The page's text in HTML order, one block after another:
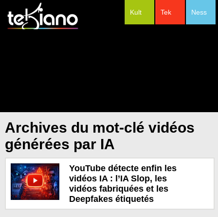
Ness
Tek
Kult
Archives du mot-clé vidéos
générées par IA
YouTube détecte enfin les
vidéos IA : l’IA Slop, les
vidéos fabriquées et les
Deepfakes étiquetés